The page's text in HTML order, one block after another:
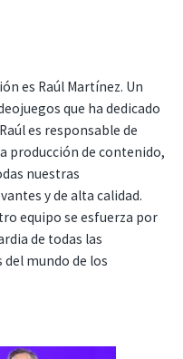
es Raúl Martínez. Un
que ha dedicado
es responsable de
producción de contenido,
nuestras
y de alta calidad.
equipo se esfuerza por
de todas las
del mundo de los